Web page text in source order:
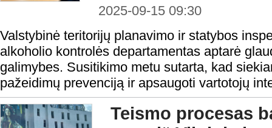
2025-09-15 09:30
Valstybinė teritorijų planavimo ir statybos
alkoholio kontrolės departamentas aptarė
galimybes. Susitikimo metu sutarta, kad
pažeidimų prevenciją ir apsaugoti vartotojų
Teismo procesas